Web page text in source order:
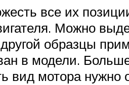
все их
Можно
образцы
в модели.
вид мотора нужно